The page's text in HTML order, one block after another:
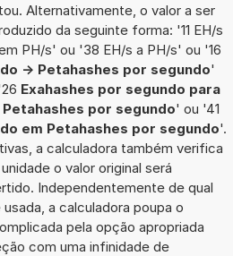
Alternativamente, o valor a ser
da seguinte forma: '11 EH/s
PH/s' ou '38 EH/s a PH/s' ou '16
-> Petahashes por segundo'
Exahashes por segundo para
Petahashes por segundo' ou '41
em Petahashes por segundo'.
a calculadora também verifica
o valor original será
Independentemente de qual
a calculadora poupa o
pela opção apropriada
com uma infinidade de